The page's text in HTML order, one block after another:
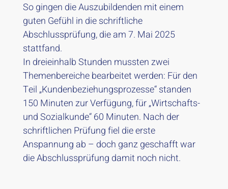
So gingen die Auszubildenden mit einem
guten Gefühl in die schriftliche
Abschlussprüfung, die am 7. Mai 2025
stattfand.
In dreieinhalb Stunden mussten zwei
Themenbereiche bearbeitet werden: Für den
Teil „Kundenbeziehungsprozesse“ standen
150 Minuten zur Verfügung, für „Wirtschafts-
und Sozialkunde“ 60 Minuten. Nach der
schriftlichen Prüfung fiel die erste
Anspannung ab – doch ganz geschafft war
die Abschlussprüfung damit noch nicht.